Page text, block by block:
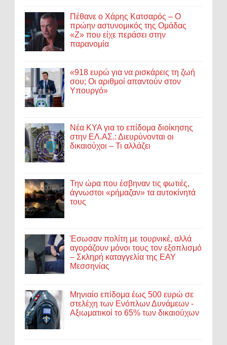
Πέθανε ο Χάρης Κατσαρός – Ο
πρώην αστυνομικός της Ομάδας
«Ζ» που είχε περάσει στην
παρανομία
«918 ευρώ για να ρισκάρεις τη ζωή
σου; Οι αριθμοί απαντούν στον
Υπουργό»
Νέα ΚΥΑ για το επίδομα διοίκησης
στην ΕΛ.ΑΣ.: Διευρύνονται οι
δικαιούχοι – Τι αλλάζει
Την ώρα που έσβηναν τις φωτιές,
άγνωστοι «ρήμαζαν» τα αυτοκίνητά
τους
Έσωσαν πολίτη με τουρνικέ, αλλά
αγοράζουν μόνοι τους τον εξοπλισμό
– Σκληρή καταγγελία της ΕΑΥ
Μεσσηνίας
Μηνιαίο επίδομα έως 500 ευρώ σε
στελέχη των Ενόπλων Δυνάμεων -
Αξιωματικοί το 65% των δικαιούχων